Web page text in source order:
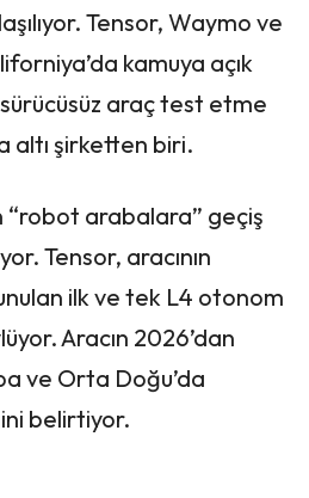
Tensor, Waymo ve
kamuya açık
araç test etme
altı şirketten biri.
“robot arabalara” geçiş
Tensor, aracının
ilk ve tek L4 otonom
Aracın 2026’dan
ve Orta Doğu’da
belirtiyor.